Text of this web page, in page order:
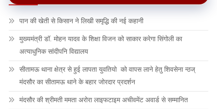
पान की खेती से किसान ने लिखी समृद्धि की नई कहानी
मुख्यमंत्री डॉ. मोहन यादव के शिक्षा विजन को साकार करेगा सिंगोली का
अत्याधुनिक सांदीपनि विद्यालय
सीतामऊ थाना क्षेत्र से हुई लापता युवतियो को वापस लाने हेतु शिवसेना न्ठज्
मंदसौर का सीतामऊ थाने के बहार जोरदार प्रदर्शन
मंदसौर की श्रीमती ममता अरोरा लाइफटाइम अचीवमेंट अवार्ड से सम्मानित